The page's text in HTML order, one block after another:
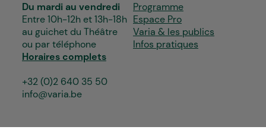
Du mardi au vendredi
Entre 10h-12h et 13h-18h
au guichet du Théâtre
ou par téléphone
Horaires complets
+32 (0)2 640 35 50
info@varia.be
Programme
Espace Pro
Varia & les publics
Infos pratiques